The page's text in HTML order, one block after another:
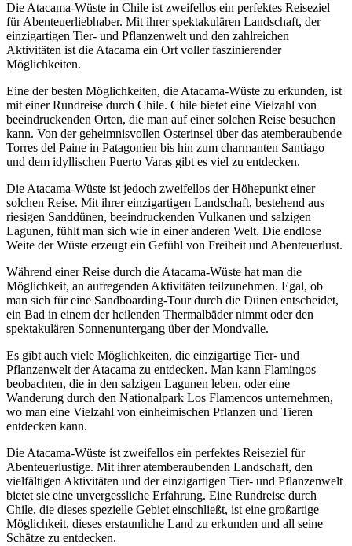
Die Atacama-Wüste in Chile ist zweifellos ein perfektes Reiseziel
für Abenteuerliebhaber. Mit ihrer spektakulären Landschaft, der
einzigartigen Tier- und Pflanzenwelt und den zahlreichen
Aktivitäten ist die Atacama ein Ort voller faszinierender
Möglichkeiten.
Eine der besten Möglichkeiten, die Atacama-Wüste zu erkunden, ist
mit einer Rundreise durch Chile. Chile bietet eine Vielzahl von
beeindruckenden Orten, die man auf einer solchen Reise besuchen
kann. Von der geheimnisvollen Osterinsel über das atemberaubende
Torres del Paine in Patagonien bis hin zum charmanten Santiago
und dem idyllischen Puerto Varas gibt es viel zu entdecken.
Die Atacama-Wüste ist jedoch zweifellos der Höhepunkt einer
solchen Reise. Mit ihrer einzigartigen Landschaft, bestehend aus
riesigen Sanddünen, beeindruckenden Vulkanen und salzigen
Lagunen, fühlt man sich wie in einer anderen Welt. Die endlose
Weite der Wüste erzeugt ein Gefühl von Freiheit und Abenteuerlust.
Während einer Reise durch die Atacama-Wüste hat man die
Möglichkeit, an aufregenden Aktivitäten teilzunehmen. Egal, ob
man sich für eine Sandboarding-Tour durch die Dünen entscheidet,
ein Bad in einem der heilenden Thermalbäder nimmt oder den
spektakulären Sonnenuntergang über der Mondvalle.
Es gibt auch viele Möglichkeiten, die einzigartige Tier- und
Pflanzenwelt der Atacama zu entdecken. Man kann Flamingos
beobachten, die in den salzigen Lagunen leben, oder eine
Wanderung durch den Nationalpark Los Flamencos unternehmen,
wo man eine Vielzahl von einheimischen Pflanzen und Tieren
entdecken kann.
Die Atacama-Wüste ist zweifellos ein perfektes Reiseziel für
Abenteuerlustige. Mit ihrer atemberaubenden Landschaft, den
vielfältigen Aktivitäten und der einzigartigen Tier- und Pflanzenwelt
bietet sie eine unvergessliche Erfahrung. Eine Rundreise durch
Chile, die dieses spezielle Gebiet einschließt, ist eine großartige
Möglichkeit, dieses erstaunliche Land zu erkunden und all seine
Schätze zu entdecken.